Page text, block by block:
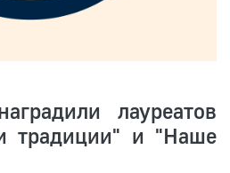
лауреатов
традиции" и "Наше